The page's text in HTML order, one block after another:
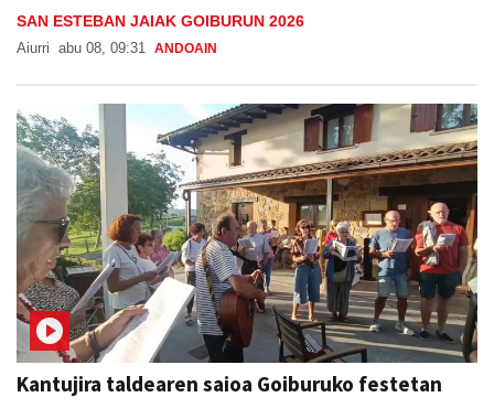
SAN ESTEBAN JAIAK GOIBURUN 2026
Aiurri abu 08, 09:31 ANDOAIN
Kantujira taldearen saioa Goiburuko festetan